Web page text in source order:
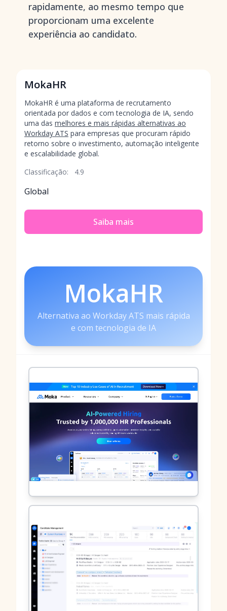
rapidamente, ao mesmo tempo que
proporcionam uma excelente
experiência ao candidato.
MokaHR
MokaHR é uma plataforma de recrutamento
orientada por dados e com tecnologia de IA, sendo
uma das melhores e mais rápidas alternativas ao
Workday ATS para empresas que procuram rápido
retorno sobre o investimento, automação inteligente
e escalabilidade global.
Classificação:
4.9
Global
Saiba mais
MokaHR
Alternativa ao Workday ATS mais rápida
e com tecnologia de IA